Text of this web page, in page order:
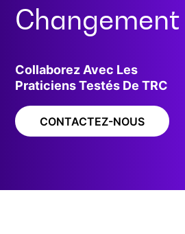
Changement
Collaborez Avec Les
Praticiens Testés De TRC
CONTACTEZ-NOUS